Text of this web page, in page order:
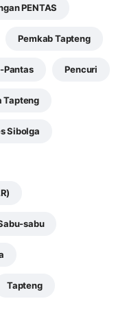
PENTAS
Pemkab Tapteng
Pantas Pencuri
Tapteng
Sibolga
sabu
Tapteng